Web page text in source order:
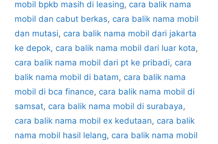
mobil bpkb masih di leasing, cara balik nama
mobil dan cabut berkas, cara balik nama mobil
dan mutasi, cara balik nama mobil dari jakarta
ke depok, cara balik nama mobil dari luar kota,
cara balik nama mobil dari pt ke pribadi, cara
balik nama mobil di batam, cara balik nama
mobil di bca finance, cara balik nama mobil di
samsat, cara balik nama mobil di surabaya,
cara balik nama mobil ex kedutaan, cara balik
nama mobil hasil lelang, cara balik nama mobil